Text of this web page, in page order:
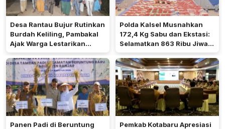
Desa Rantau Bujur Rutinkan
Burdah Keliling, Pambakal
Ajak Warga Lestarikan
Tradisi Keagamaan
Polda Kalsel Musnahkan
172,4 Kg Sabu dan Ekstasi:
Selamatkan 863 Ribu Jiwa
dan Hemat Biaya Rehab Rp.
4,3 Triliun
Panen Padi di Beruntung
Pemkab Kotabaru Apresiasi